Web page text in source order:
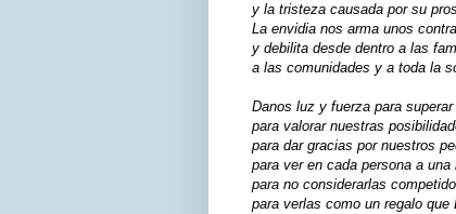
y la tristeza causada por su
La envidia nos arma unos
y debilita desde dentro a las
a las comunidades y a toda la
Danos luz y fuerza para superar
para valorar nuestras
para dar gracias por nuestros
para ver en cada persona a una
para no considerarlas
para verlas como un regalo que